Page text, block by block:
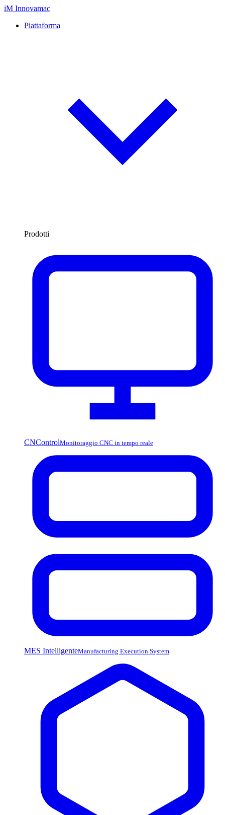
iM Innovamac
Piattaforma
Prodotti
CNControlMonitoraggio CNC in tempo reale
MES IntelligenteManufacturing Execution System